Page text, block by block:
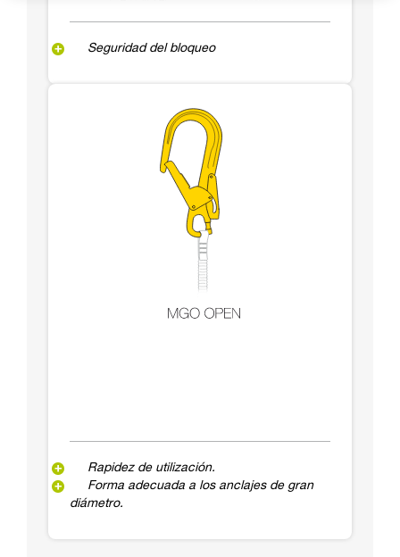
Seguridad del bloqueo
Rapidez de utilización.
Forma adecuada a los anclajes de gran
diámetro.